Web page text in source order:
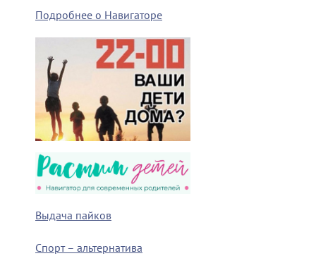
Подробнее о Навигаторе
Выдача пайков
Спорт – альтернатива